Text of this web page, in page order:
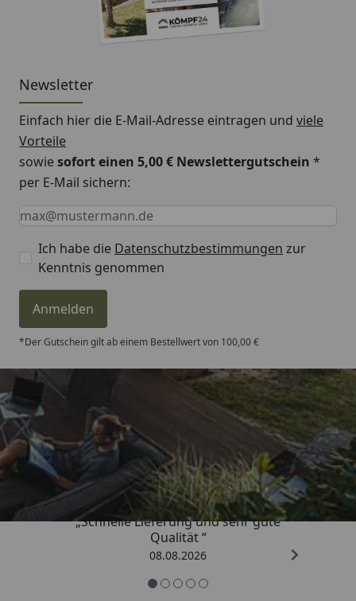
Newsletter
Einfach hier die E-Mail-Adresse eintragen und viele
Vorteile
sowiesofort einen 5,00 € Newslettergutschein *
per E-Mail sichern:
Keine Eingabe erforderlich
Eingabe erforderlich
E-Mail *
Ich habe die Datenschutzbestimmungen zur
Kenntnis genommen
Anmelden
*Der Gutschein gilt ab einem Bestellwert von 100,00 €
Trusted Shops
4,81/ 5
„Schnelle Lieferung und sehr gute
Qualität “
08.08.2026